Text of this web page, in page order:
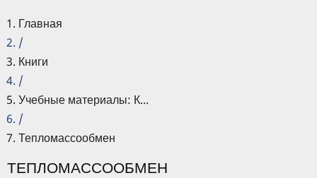
Главная
/
Книги
/
Учебные материалы: К...
/
Тепломассообмен
ТЕПЛОМАССООБМЕН